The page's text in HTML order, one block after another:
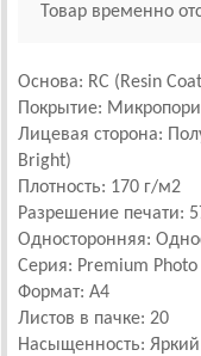
Товар временно
Основа: RC (Resin
Покрытие:
Лицевая сторона:
Bright)
Плотность: 170 г/м2
Разрешение печати:
Односторонняя:
Серия: Premium Photo
Формат: А4
Листов в пачке: 20
Насыщенность: Яркий